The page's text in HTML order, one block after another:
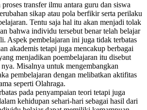
transfer ilmu antara guru dan siswa
sikap atau pola berfikir serta perilaku
Tentu saja hal itu akan menjadi tolak
bahwa individu tersebut benar telah belajar
Aspek pembelajaran ini juga tidak terbatas
akademis tetapi juga mencakup berbagai
menjadikan poembelajaran itu disebut
Misalnya untuk mengembangkan
pembelajaran dengan melibatkan aktifitas
seperti Olahraga.
pada penyampaian teori tetapi juga
kehidupan sehari-hari sebagai hasil dari